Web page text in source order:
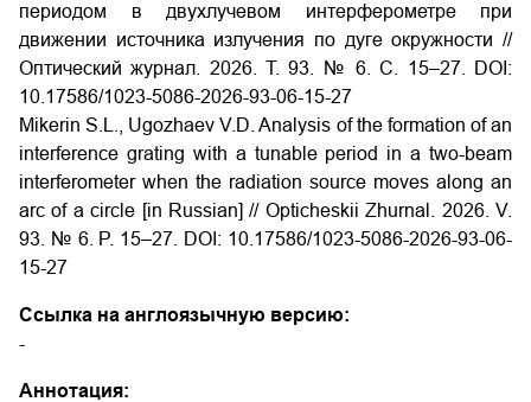
периодом в двухлучевом интерферометре при
движении источника излучения по дуге окружности //
Оптический журнал. 2026. Т. 93. № 6. С. 15–27. DOI:
10.17586/1023-5086-2026-93-06-15-27
Mikerin S.L., Ugozhaev V.D. Analysis of the formation of an
interference grating with a tunable period in a two-beam
interferometer when the radiation source moves along an
arc of a circle [in Russian] // Opticheskii Zhurnal. 2026. V.
93. № 6. P. 15–27. DOI: 10.17586/1023-5086-2026-93-06-
15-27
Ссылка на англоязычную версию:
-
Аннотация: